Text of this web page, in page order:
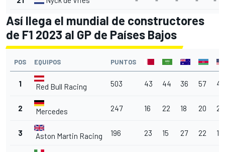
Así llega el mundial de constructores
de F1 2023 al GP de Países Bajos
POS EQUIPOS PUNTOS
1 Red Bull Racing 503 43 44 36 57 44
2 Mercedes 247 16 22 18 20 20
3 Aston Martin Racing 196 23 15 27 22 15